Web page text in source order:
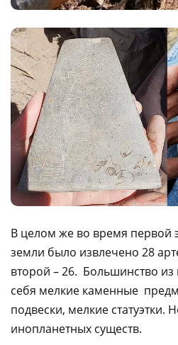
В целом же во время первой
земли было извлечено 28
второй – 26. Большинство из
себя мелкие каменные
подвески, мелкие статуэтки.
инопланетных существ.